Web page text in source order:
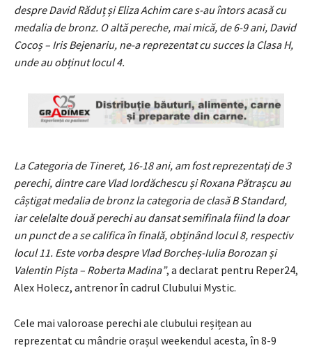
despre David Răduț și Eliza Achim care s-au întors acasă cu
medalia de bronz. O altă pereche, mai mică, de 6-9 ani, David
Cocoș – Iris Bejenariu, ne-a reprezentat cu succes la Clasa H,
unde au obținut locul 4.
La Categoria de Tineret, 16-18 ani, am fost reprezentați de 3
perechi, dintre care Vlad Iordăchescu și Roxana Pătrașcu au
câștigat medalia de bronz la categoria de clasă B Standard,
iar celelalte două perechi au dansat semifinala fiind la doar
un punct de a se califica în finală, obținând locul 8, respectiv
locul 11. Este vorba despre Vlad Borcheș-Iulia Borozan și
Valentin Pișta – Roberta Madina”, a declarat pentru Reper24,
Alex Holecz, antrenor în cadrul Clubului Mystic.
Cele mai valoroase perechi ale clubului reșițean au
reprezentat cu mândrie orașul weekendul acesta, în 8-9